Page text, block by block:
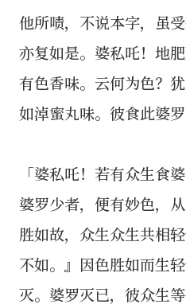
他所啧，不说本字，虽
亦复如是。婆私吒！地
有色香味。云何为色？
如淖蜜丸味。彼食此婆罗
「婆私吒！若有众生食
婆罗少者，便有妙色，
胜如故，众生众生共相
不如。』因色胜如而生
灭。婆罗灭已，彼众生